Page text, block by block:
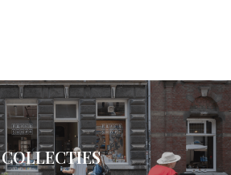
COLLECTIES